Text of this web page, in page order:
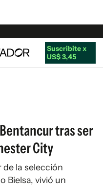
Suscribite x
US$ 3,45
tras ser
City
la selección
Bielsa, vivió un